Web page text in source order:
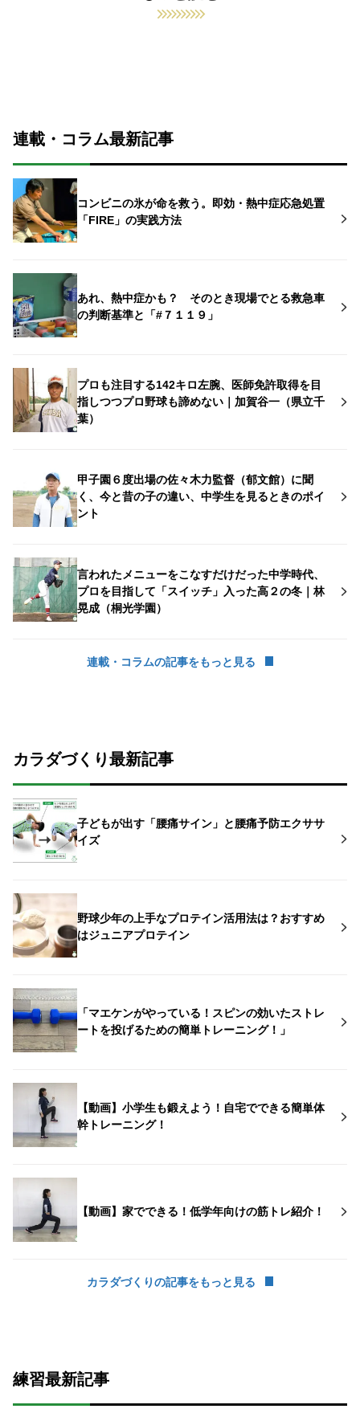
連載・コラム最新記事
コンビニの氷が命を救う。即効・熱中症応急処置
「FIRE」の実践方法
あれ、熱中症かも？ そのとき現場でとる救急車
の判断基準と「#７１１９」
プロも注目する142キロ左腕、医師免許取得を目
指しつつプロ野球も諦めない｜加賀谷一（県立千
葉）
甲子園６度出場の佐々木力監督（郁文館）に聞
く、今と昔の子の違い、中学生を見るときのポイ
ント
言われたメニューをこなすだけだった中学時代、
プロを目指して「スイッチ」入った高２の冬｜林
晃成（桐光学園）
連載・コラムの記事をもっと見る
カラダづくり最新記事
子どもが出す「腰痛サイン」と腰痛予防エクササ
イズ
野球少年の上手なプロテイン活用法は？おすすめ
はジュニアプロテイン
「マエケンがやっている！スピンの効いたストレ
ートを投げるための簡単トレーニング！」
【動画】小学生も鍛えよう！自宅でできる簡単体
幹トレーニング！
【動画】家でできる！低学年向けの筋トレ紹介！
カラダづくりの記事をもっと見る
練習最新記事